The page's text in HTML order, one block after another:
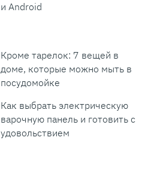
и Android
Кроме тарелок: 7 вещей в
доме, которые можно мыть в
посудомойке
Как выбрать электрическую
варочную панель и готовить с
удовольствием